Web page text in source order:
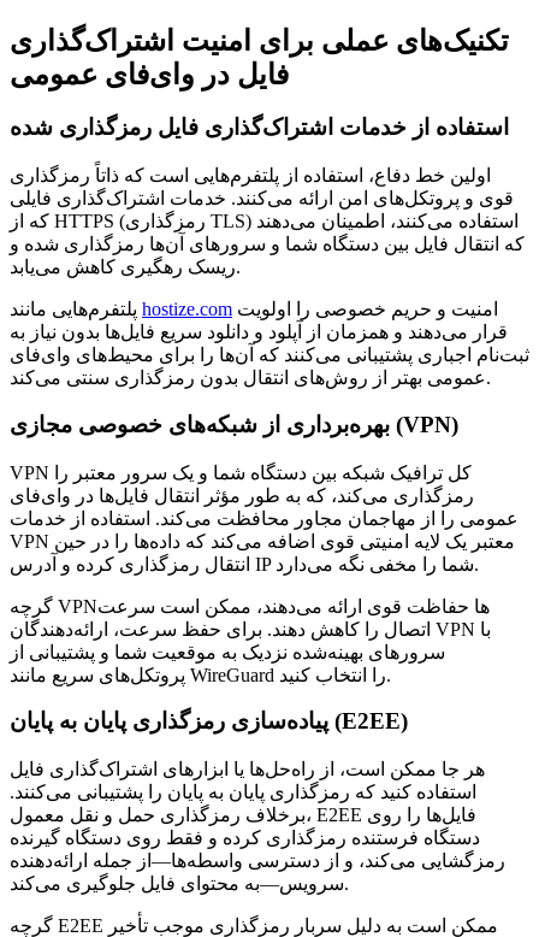
تکنیک‌های عملی برای امنیت اشتراک‌گذاری
فایل در وای‌فای عمومی
استفاده از خدمات اشتراک‌گذاری فایل رمزگذاری شده
اولین خط دفاع، استفاده از پلتفرم‌هایی است که ذاتاً رمزگذاری
قوی و پروتکل‌های امن ارائه می‌کنند. خدمات اشتراک‌گذاری فایلی
که از HTTPS (رمزگذاری TLS) استفاده می‌کنند، اطمینان می‌دهند
که انتقال فایل بین دستگاه شما و سرورهای آن‌ها رمزگذاری شده و
ریسک رهگیری کاهش می‌یابد.
hostize.com
قرار می‌دهند و همزمان از آپلود و دانلود سریع فایل‌ها بدون نیاز به
ثبت‌نام اجباری پشتیبانی می‌کنند که آن‌ها را برای محیط‌های وای‌فای
عمومی بهتر از روش‌های انتقال بدون رمزگذاری سنتی می‌کند.
بهره‌برداری از شبکه‌های خصوصی مجازی (VPN)
VPN کل ترافیک شبکه بین دستگاه شما و یک سرور معتبر را
رمزگذاری می‌کند، که به طور مؤثر انتقال فایل‌ها در وای‌فای
عمومی را از مهاجمان مجاور محافظت می‌کند. استفاده از خدمات
VPN معتبر یک لایه امنیتی قوی اضافه می‌کند که داده‌ها را در حین
انتقال رمزگذاری کرده و آدرس IP شما را مخفی نگه می‌دارد.
گرچه VPNها حفاظت قوی ارائه می‌دهند، ممکن است سرعت
اتصال را کاهش دهند. برای حفظ سرعت، ارائه‌دهندگان VPN با
سرورهای بهینه‌شده نزدیک به موقعیت شما و پشتیبانی از
پروتکل‌های سریع مانند WireGuard را انتخاب کنید.
پیاده‌سازی رمزگذاری پایان به پایان (E2EE)
هر جا ممکن است، از راه‌حل‌ها یا ابزارهای اشتراک‌گذاری فایل
استفاده کنید که رمزگذاری پایان به پایان را پشتیبانی می‌کنند.
برخلاف رمزگذاری حمل و نقل معمول، E2EE فایل‌ها را روی
دستگاه فرستنده رمزگذاری کرده و فقط روی دستگاه گیرنده
رمزگشایی می‌کند، و از دسترسی واسطه‌ها—از جمله ارائه‌دهنده
سرویس—به محتوای فایل جلوگیری می‌کند.
گرچه E2EE ممکن است به دلیل سربار رمزگذاری موجب تأخیر